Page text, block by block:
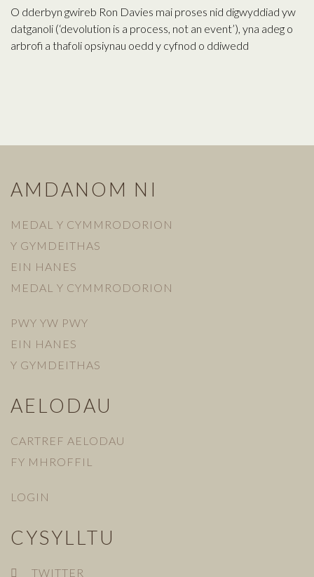
O dderbyn gwireb Ron Davies mai proses nid digwyddiad yw
datganoli (‘devolution is a process, not an event’), yna adeg o
arbrofi a thafoli opsiynau oedd y cyfnod o ddiwedd
AMDANOM NI
MEDAL Y CYMMRODORION
Y GYMDEITHAS
EIN HANES
MEDAL Y CYMMRODORION
PWY YW PWY
EIN HANES
Y GYMDEITHAS
AELODAU
CARTREF AELODAU
FY MHROFFIL
LOGIN
CYSYLLTU
TWITTER